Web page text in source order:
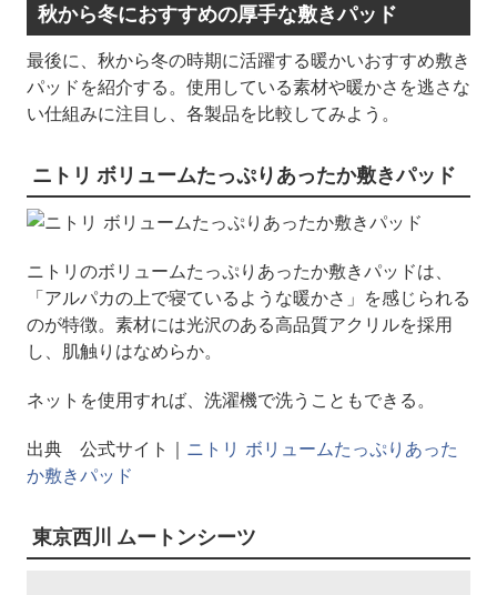
秋から冬におすすめの厚手な敷きパッド
最後に、秋から冬の時期に活躍する暖かいおすすめ敷き
パッドを紹介する。使用している素材や暖かさを逃さな
い仕組みに注目し、各製品を比較してみよう。
ニトリ ボリュームたっぷりあったか敷きパッド
ニトリのボリュームたっぷりあったか敷きパッドは、
「アルパカの上で寝ているような暖かさ」を感じられる
のが特徴。素材には光沢のある高品質アクリルを採用
し、肌触りはなめらか。
ネットを使用すれば、洗濯機で洗うこともできる。
出典 公式サイト｜ ニトリ ボリュームたっぷりあった
か敷きパッド
東京西川 ムートンシーツ